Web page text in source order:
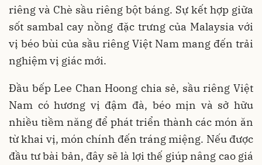
riêng và Chè sầu riêng bột báng. Sự kết hợp giữa
sốt sambal cay nồng đặc trưng của Malaysia với
vị béo bùi của sầu riêng Việt Nam mang đến trải
nghiệm vị giác mới.
Đầu bếp Lee Chan Hoong chia sẻ, sầu riêng Việt
Nam có hương vị đậm đà, béo mịn và sở hữu
nhiều tiềm năng để phát triển thành các món ăn
từ khai vị, món chính đến tráng miệng. Nếu được
đầu tư bài bản, đây sẽ là lợi thế giúp nâng cao giá